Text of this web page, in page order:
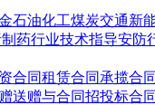
石油化工煤炭交通新
制药行业技术指导安防
合同租赁合同 承揽合同
赠送赠与合同招投标合同